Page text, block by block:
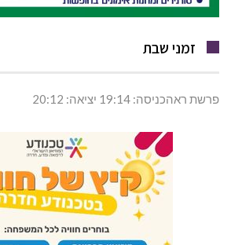
זמני שבת
פרשת ראהכניסה: 19:14 יציאה: 20:12